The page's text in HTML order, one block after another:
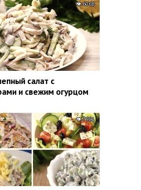
6068
салат с
и свежим огурцом
7981